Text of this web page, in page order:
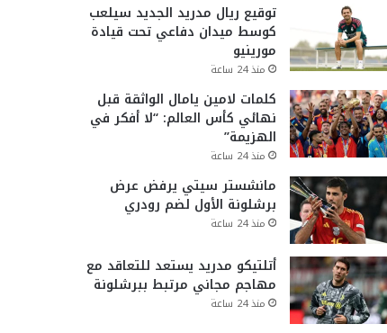
توقيع ريال مدريد الجديد سيلعب
كوسط ميدان دفاعي تحت قيادة
مورينيو
منذ 24 ساعة
كلمات لامين يامال الواثقة قبل
نهائي كأس العالم: “لا أفكر في
الهزيمة”
منذ 24 ساعة
مانشستر سيتي يرفض عرض
برشلونة الأول لضم رودري
منذ 24 ساعة
أتلتيكو مدريد يستعد للتعاقد مع
مهاجم مجاني مرتبط ببرشلونة
منذ 24 ساعة